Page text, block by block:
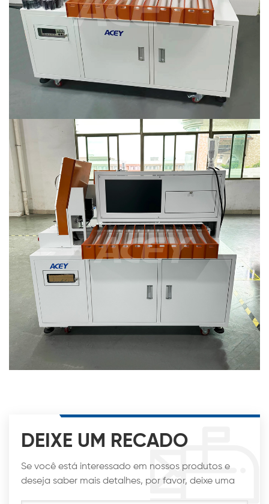
DEIXE UM RECADO
Se você está interessado em nossos produtos e
deseja saber mais detalhes, por favor, deixe uma